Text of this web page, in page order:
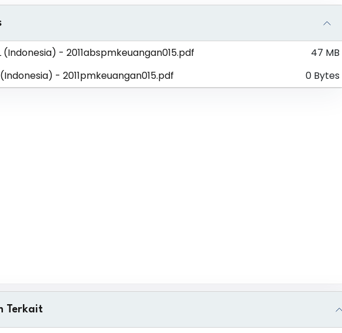
(Indonesia) - 2011abspmkeuangan015.pdf
47 MB
- 2011pmkeuangan015.pdf 0 Bytes
Terkait